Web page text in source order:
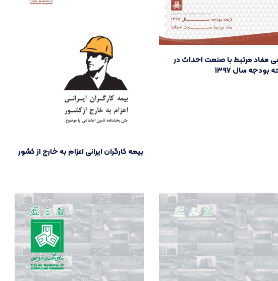
مفاد مرتبط با صنعت احداث در
بودجه سال ۱۳۹۷
بیمه کارگران ایرانی اعزام به خارج از کشور